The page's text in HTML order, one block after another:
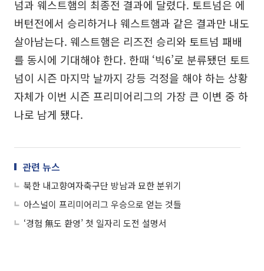
넘과 웨스트햄의 최종전 결과에 달렸다. 토트넘은 에
버턴전에서 승리하거나 웨스트햄과 같은 결과만 내도
살아남는다. 웨스트햄은 리즈전 승리와 토트넘 패배
를 동시에 기대해야 한다. 한때 ‘빅6’로 분류됐던 토트
넘이 시즌 마지막 날까지 강등 걱정을 해야 하는 상황
자체가 이번 시즌 프리미어리그의 가장 큰 이변 중 하
나로 남게 됐다.
관련 뉴스
북한 내고향여자축구단 방남과 묘한 분위기
아스널이 프리미어리그 우승으로 얻는 것들
‘경험 無도 환영’ 첫 일자리 도전 설명서